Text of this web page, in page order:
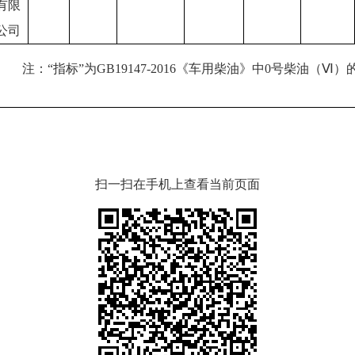
限
司
注：“指标”为GB19147-2016《车用柴油》中0号柴油（Ⅵ ）
扫一扫在手机上查看当前页面